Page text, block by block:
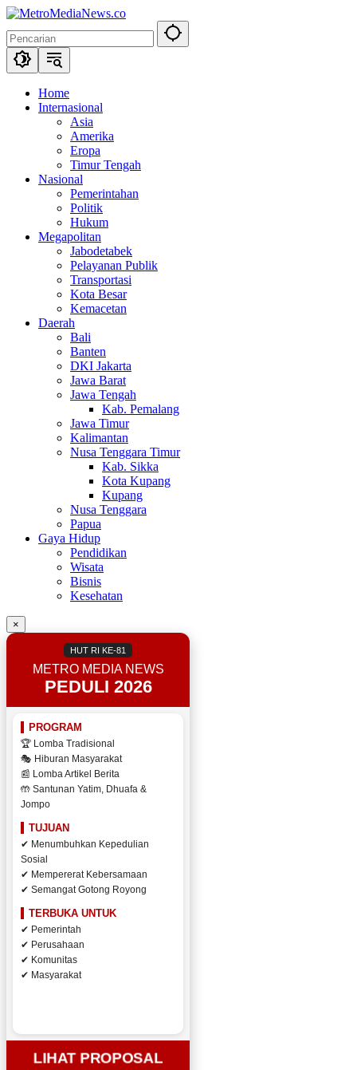
Langsung
konten
Home
Internasional
Asia
Amerika
Eropa
Timur Tengah
Nasional
Pemerintahan
Politik
Hukum
Megapolitan
Jabodetabek
Pelayanan Publik
Transportasi
Kota Besar
Kemacetan
Daerah
Bali
Banten
DKI Jakarta
Jawa Barat
Jawa Tengah
Kab. Pemalang
Jawa Timur
Kalimantan
Nusa Tenggara Timur
Kab. Sikka
Kota Kupang
Kupang
Nusa Tenggara
Papua
Gaya Hidup
Pendidikan
Wisata
Bisnis
Kesehatan
×
HUT RI KE-81
METRO MEDIA NEWS
PEDULI 2026
PROGRAM
🏆 Lomba Tradisional
🎭 Hiburan Masyarakat
📰 Lomba Artikel Berita
🤲 Santunan Yatim, Dhuafa &
Jompo
TUJUAN
✔ Menumbuhkan Kepedulian
Sosial
✔ Mempererat Kebersamaan
✔ Semangat Gotong Royong
TERBUKA UNTUK
✔ Pemerintah
✔ Perusahaan
✔ Komunitas
✔ Masyarakat
LIHAT PROPOSAL